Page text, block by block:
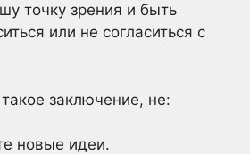
точку зрения и быть
или не согласиться с
заключение, не:
новые идеи.